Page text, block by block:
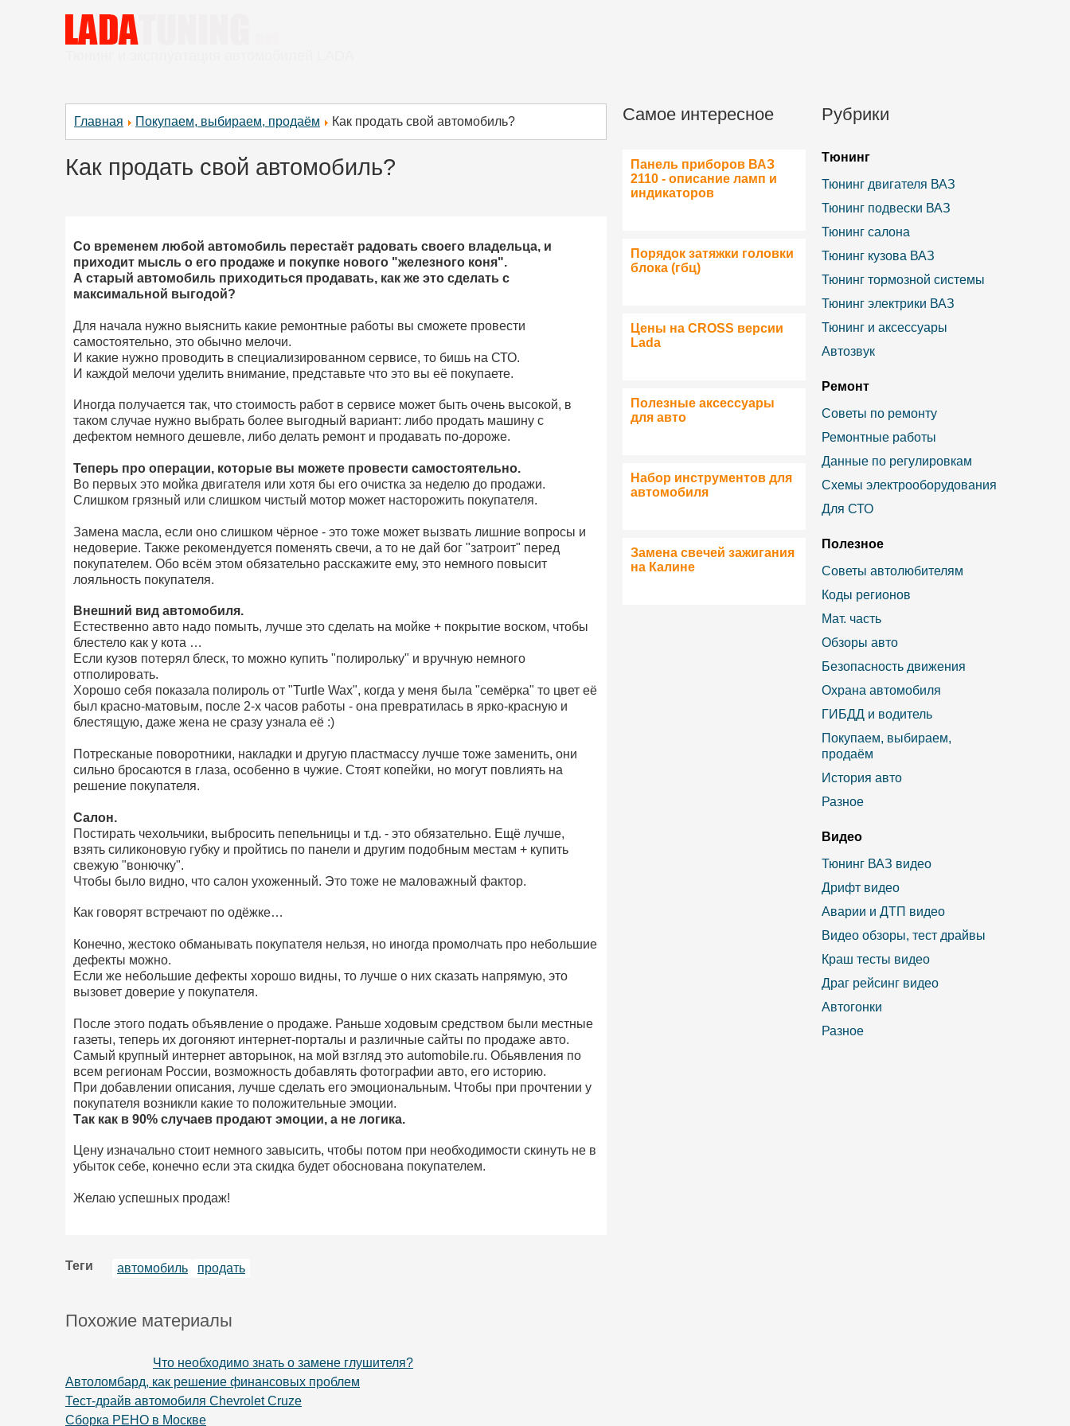
Главная Покупаем, выбираем, продаём Как продать свой автомобиль?
Как продать свой автомобиль?
Со временем любой автомобиль перестаёт радовать своего владельца, и
приходит мысль о его продаже и покупке нового "железного коня".
А старый автомобиль приходиться продавать, как же это сделать с
максимальной выгодой?
Для начала нужно выяснить какие ремонтные работы вы сможете провести
самостоятельно, это обычно мелочи.
И какие нужно проводить в специализированном сервисе, то бишь на СТО.
И каждой мелочи уделить внимание, представьте что это вы её покупаете.
Иногда получается так, что стоимость работ в сервисе может быть очень высокой, в
таком случае нужно выбрать более выгодный вариант: либо продать машину с
дефектом немного дешевле, либо делать ремонт и продавать по-дороже.
Теперь про операции, которые вы можете провести самостоятельно.
Во первых это мойка двигателя или хотя бы его очистка за неделю до продажи.
Слишком грязный или слишком чистый мотор может насторожить покупателя.
Замена масла, если оно слишком чёрное - это тоже может вызвать лишние вопросы и
недоверие. Также рекомендуется поменять свечи, а то не дай бог "затроит" перед
покупателем. Обо всём этом обязательно расскажите ему, это немного повысит
лояльность покупателя.
Внешний вид автомобиля.
Естественно авто надо помыть, лучше это сделать на мойке + покрытие воском, чтобы
блестело как у кота …
Если кузов потерял блеск, то можно купить "полирольку" и вручную немного
отполировать.
Хорошо себя показала полироль от "Turtle Wax", когда у меня была "семёрка" то цвет её
был красно-матовым, после 2-х часов работы - она превратилась в ярко-красную и
блестящую, даже жена не сразу узнала её :)
Потресканые поворотники, накладки и другую пластмассу лучше тоже заменить, они
сильно бросаются в глаза, особенно в чужие. Стоят копейки, но могут повлиять на
решение покупателя.
Салон.
Постирать чехольчики, выбросить пепельницы и т.д. - это обязательно. Ещё лучше,
взять силиконовую губку и пройтись по панели и другим подобным местам + купить
свежую "вонючку".
Чтобы было видно, что салон ухоженный. Это тоже не маловажный фактор.
Как говорят встречают по одёжке…
Конечно, жестоко обманывать покупателя нельзя, но иногда промолчать про небольшие
дефекты можно.
Если же небольшие дефекты хорошо видны, то лучше о них сказать напрямую, это
вызовет доверие у покупателя.
После этого подать объявление о продаже. Раньше ходовым средством были местные
газеты, теперь их догоняют интернет-порталы и различные сайты по продаже авто.
Самый крупный интернет авторынок, на мой взгляд это automobile.ru. Обьявления по
всем регионам России, возможность добавлять фотографии авто, его историю.
При добавлении описания, лучше сделать его эмоциональным. Чтобы при прочтении у
покупателя возникли какие то положительные эмоции.
Так как в 90% случаев продают эмоции, а не логика.
Цену изначально стоит немного завысить, чтобы потом при необходимости скинуть не в
убыток себе, конечно если эта скидка будет обоснована покупателем.
Желаю успешных продаж!
Теги автомобиль продать
Похожие материалы
Что необходимо знать о замене глушителя?
Автоломбард, как решение финансовых проблем
Тест-драйв автомобиля Chevrolet Cruze
Сборка РЕНО в Москве
Самое интересное
Панель приборов ВАЗ
2110 - описание ламп и
индикаторов
Порядок затяжки головки
блока (гбц)
Цены на CROSS версии
Lada
Полезные аксессуары
для авто
Набор инструментов для
автомобиля
Замена свечей зажигания
на Калине
Рубрики
Тюнинг
Тюнинг двигателя ВАЗ
Тюнинг подвески ВАЗ
Тюнинг салона
Тюнинг кузова ВАЗ
Тюнинг тормозной системы
Тюнинг электрики ВАЗ
Тюнинг и аксессуары
Автозвук
Ремонт
Советы по ремонту
Ремонтные работы
Данные по регулировкам
Схемы электрооборудования
Для СТО
Полезное
Советы автолюбителям
Коды регионов
Мат. часть
Обзоры авто
Безопасность движения
Охрана автомобиля
ГИБДД и водитель
Покупаем, выбираем,
продаём
История авто
Разное
Видео
Тюнинг ВАЗ видео
Дрифт видео
Аварии и ДТП видео
Видео обзоры, тест драйвы
Краш тесты видео
Драг рейсинг видео
Автогонки
Разное